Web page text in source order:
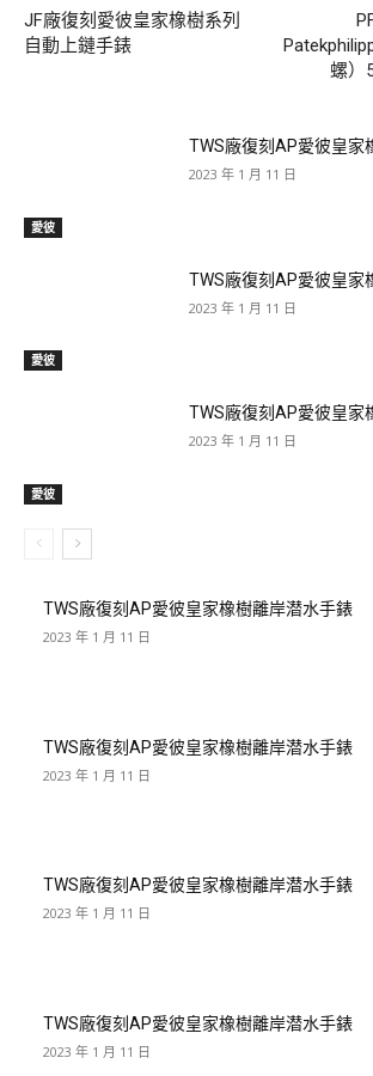
JF廠復刻愛彼皇家橡樹系列
自動上鏈手錶
螺）
愛彼
TWS廠復刻AP愛彼皇家
2023 年 1 月 11 日
愛彼
TWS廠復刻AP愛彼皇家
2023 年 1 月 11 日
愛彼
TWS廠復刻AP愛彼皇家
2023 年 1 月 11 日
TWS廠復刻AP愛彼皇家橡樹離岸潜水手錶
2023 年 1 月 11 日
TWS廠復刻AP愛彼皇家橡樹離岸潜水手錶
2023 年 1 月 11 日
TWS廠復刻AP愛彼皇家橡樹離岸潜水手錶
2023 年 1 月 11 日
TWS廠復刻AP愛彼皇家橡樹離岸潜水手錶
2023 年 1 月 11 日